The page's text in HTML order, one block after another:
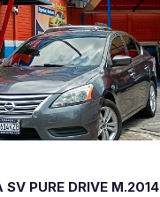
SV PURE DRIVE M.2014